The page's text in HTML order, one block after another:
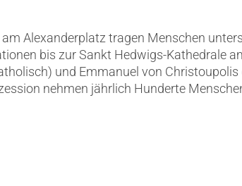
Alexanderplatz tragen Menschen
bis zur Sankt Hedwigs-Kathedrale
und Emmanuel von
nehmen jährlich Hunderte